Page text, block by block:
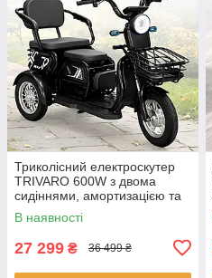
Триколісний електроскутер
TRIVARO 600W з двома
сидіннями, амортизацією та
сигналізацією Чорний
В наявності
27 299 ₴ 36 499 ₴